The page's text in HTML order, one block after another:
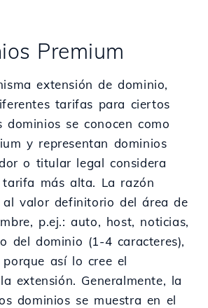
Premium
extensión de dominio,
tarifas para ciertos
dominios se conocen como
y representan dominios
o titular legal considera
más alta. La razón
al valor definitorio del área de
p.ej.: auto, host, noticias,
del dominio (1-4 caracteres),
así lo cree el
extensión. Generalmente, la
dominios se muestra en el